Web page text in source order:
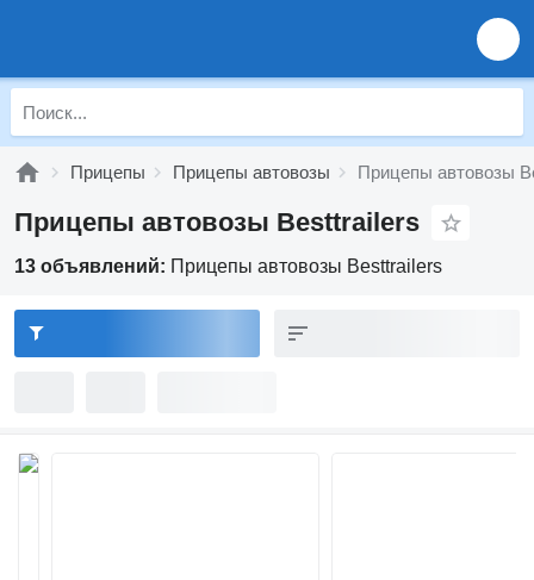
Прицепы Прицепы автовозы Прицепы автовозы
Прицепы автовозы Besttrailers
13 объявлений: Прицепы автовозы Besttrailers